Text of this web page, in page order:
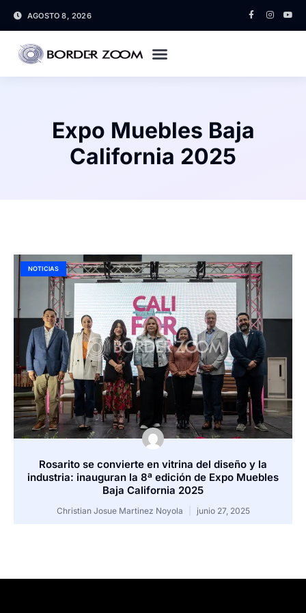
AGOSTO 8, 2026
Expo Muebles Baja
California 2025
NOTICIAS
Rosarito se convierte en vitrina del diseño y la
industria: inauguran la 8ª edición de Expo Muebles
Baja California 2025
Christian Josue Martinez Noyola junio 27, 2025